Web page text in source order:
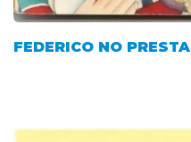
FEDERICO NO PRESTA